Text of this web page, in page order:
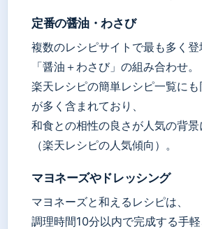
定番の醤油・わさび
複数のレシピサイトで最も多く
「醤油＋わさび」の組み合わせ。
楽天レシピの簡単レシピ一覧に
が多く含まれており、
和食との相性の良さが人気の背景
（楽天レシピの人気傾向）。
マヨネーズやドレッシング
マヨネーズと和えるレシピは、
調理時間10分以内で完成する手